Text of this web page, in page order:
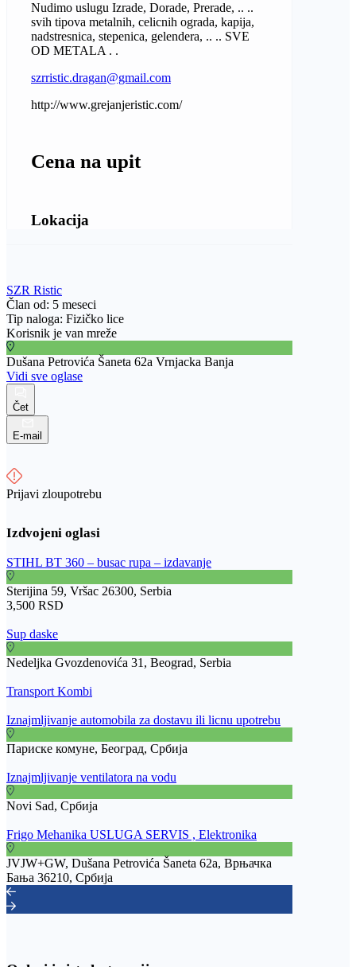
Nudimo uslugu Izrade, Dorade, Prerade, .. ..
svih tipova metalnih, celicnih ograda, kapija,
nadstresnica, stepenica, gelendera, .. .. SVE
OD METALA . .
szrristic.dragan@gmail.com
http://www.grejanjeristic.com/
Cena na upit
Lokacija
SZR Ristic
Član od: 5 meseci
Tip naloga: Fizičko lice
Korisnik je van mreže
Dušana Petrovića Šaneta 62a Vrnjacka Banja
Vidi sve oglase
Čet
E-mail
Prijavi zloupotrebu
STIHL BT 360 – busac rupa – izdavanje
Sterijina 59, Vršac 26300, Serbia
3,500 RSD
Sup daske
Nedeljka Gvozdenovića 31, Beograd, Serbia
Transport Kombi
Iznajmljivanje automobila za dostavu ili licnu upotrebu
Париске комуне, Београд, Србија
Iznajmljivanje ventilatora na vodu
Novi Sad, Србија
Frigo Mehanika USLUGA SERVIS , Elektronika
JVJW+GW, Dušana Petrovića Šaneta 62a, Врњачка
Бања 36210, Србија